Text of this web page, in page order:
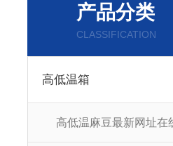
产品分类
CLASSIFICATION
高低温箱